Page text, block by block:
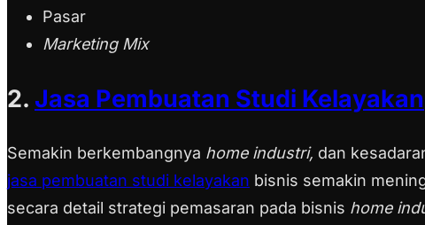
Pasar
Marketing Mix
2. Jasa Pembuatan Studi Kelayakan
Semakin berkembangnya home industri, dan
jasa pembuatan studi kelayakan bisnis semakin
secara detail strategi pemasaran pada bisnis home